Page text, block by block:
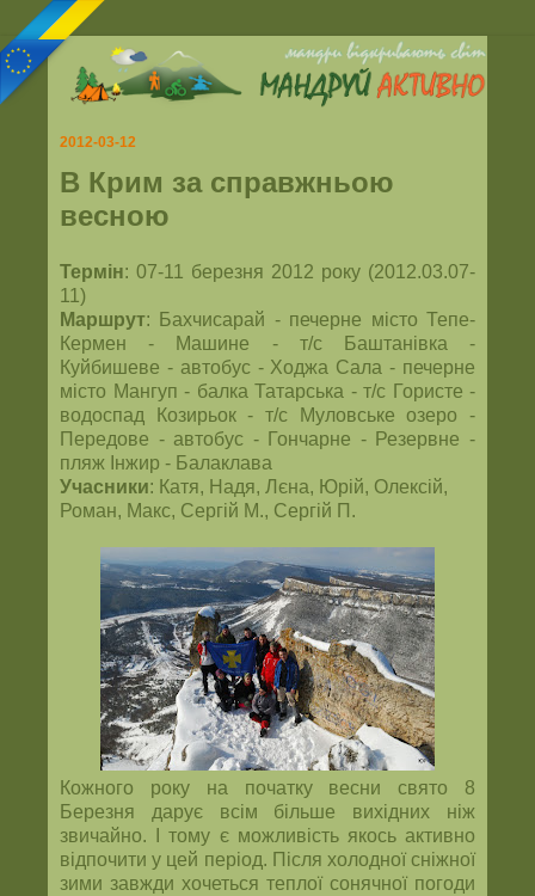
2012-03-12
В Крим за справжньою
весною
Термін: 07-11 березня 2012 року (2012.03.07-
11)
Маршрут: Бахчисарай - печерне місто Тепе-
Кермен - Машине - т/с Баштанівка -
Куйбишеве - автобус - Ходжа Сала - печерне
місто Мангуп - балка Татарська - т/с Гористе -
водоспад Козирьок - т/с Муловське озеро -
Передове - автобус - Гончарне - Резервне -
пляж Інжир - Балаклава
Учасники: Катя, Надя, Лєна, Юрій, Олексій,
Роман, Макс, Сергій М., Сергій П.
Кожного року на початку весни свято 8
Березня дарує всім більше вихідних ніж
звичайно. І тому є можливість якось активно
відпочити у цей період. Після холодної сніжної
зими завжди хочеться теплої сонячної погоди